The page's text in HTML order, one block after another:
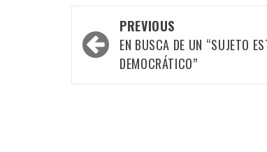
Post
navigation
PREVIOUS
EN BUSCA DE UN “SUJETO
DEMOCRÁTICO”